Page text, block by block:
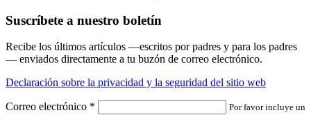
Suscríbete a nuestro boletín
Recibe los últimos artículos —escritos por padres y para los padres
— enviados directamente a tu buzón de correo electrónico.
Declaración sobre la privacidad y la seguridad del sitio web
Correo electrónico *
Por favor incluye un